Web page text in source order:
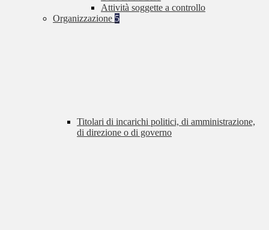
Attività soggette a controllo
Organizzazione 5
Titolari di incarichi politici, di amministrazione,
di direzione o di governo